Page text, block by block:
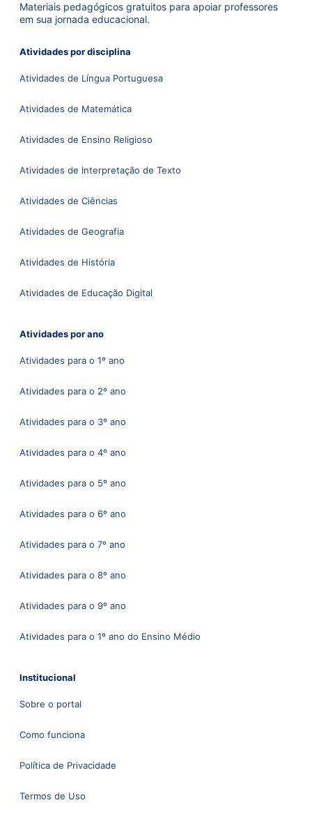
Materiais pedagógicos gratuitos para apoiar professores
em sua jornada educacional.
Atividades por disciplina
Atividades de Língua Portuguesa
Atividades de Matemática
Atividades de Ensino Religioso
Atividades de Interpretação de Texto
Atividades de Ciências
Atividades de Geografia
Atividades de História
Atividades de Educação Digital
Atividades por ano
Atividades para o 1º ano
Atividades para o 2º ano
Atividades para o 3º ano
Atividades para o 4º ano
Atividades para o 5º ano
Atividades para o 6º ano
Atividades para o 7º ano
Atividades para o 8º ano
Atividades para o 9º ano
Atividades para o 1º ano do Ensino Médio
Institucional
Sobre o portal
Como funciona
Política de Privacidade
Termos de Uso